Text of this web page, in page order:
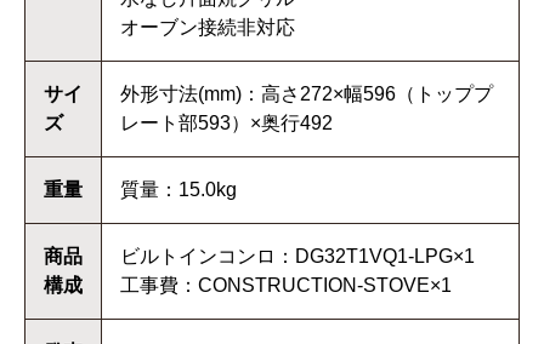
オーブン接続非対応
サイ
ズ
外形寸法(mm)：高さ272×幅596（トッププ
レート部593）×奥行492
重量 質量：15.0kg
商品
構成
ビルトインコンロ：DG32T1VQ1-LPG×1
工事費：CONSTRUCTION-STOVE×1